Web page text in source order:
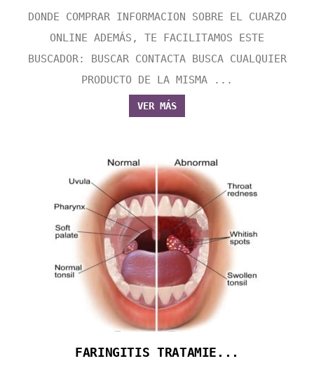
DONDE COMPRAR INFORMACION SOBRE EL CUARZO
ONLINE ADEMÁS, TE FACILITAMOS ESTE
BUSCADOR: BUSCAR CONTACTA BUSCA CUALQUIER
PRODUCTO DE LA MISMA ...
VER MÁS
FARINGITIS TRATAMIE...